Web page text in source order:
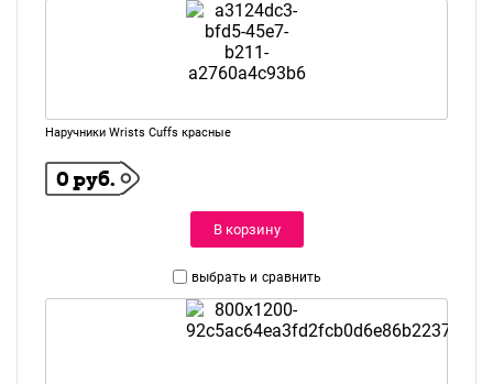
Наручники Wrists Cuffs красные
0 руб.
В корзину
выбрать и сравнить